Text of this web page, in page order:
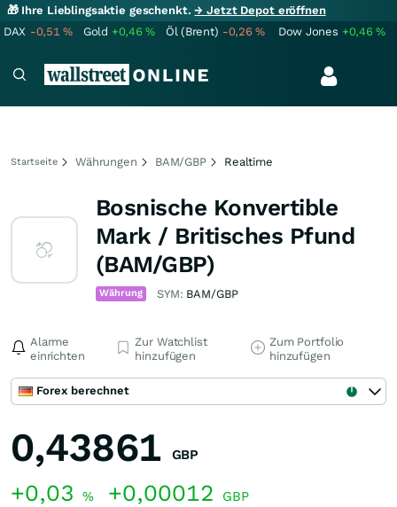
🎁 Ihre Lieblingsaktie geschenkt.→ Jetzt Depot eröffnen
DAX -0,51% Gold +0,46% Öl (Brent) -0,26% Dow Jones +0,46%
Startseite Währungen BAM/GBP Realtime
Bosnische Konvertible
Mark / Britisches Pfund
(BAM/GBP)
Währung SYM: BAM/GBP
Alarme
einrichten
Zur Watchlist
hinzufügen
Zum Portfolio
hinzufügen
Forex berechnet
0,43861 GBP
+0,03 % +0,00012 GBP